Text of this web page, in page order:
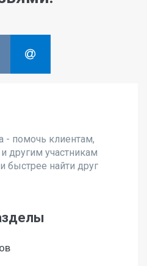
- помочь клиентам,
другим участникам
быстрее найти друг